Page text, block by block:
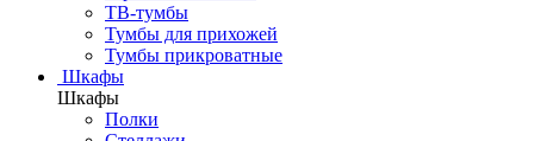
ТВ-тумбы
Тумбы для прихожей
Тумбы прикроватные
Шкафы
Шкафы
Полки